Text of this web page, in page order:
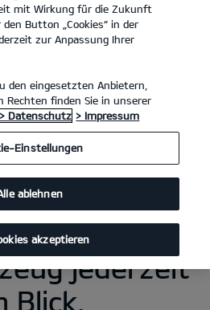
mit Wirkung für die Zukunft
Button „Cookies“ in der
zur Anpassung Ihrer
den eingesetzten Anbietern,
Rechten finden Sie in unserer
> Datenschutz > Impressum
Einstellungen
ablehnen
akzeptieren